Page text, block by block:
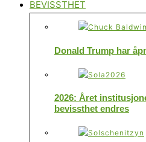
BEVISSTHET
Donald Trump har
2026: Året
bevissthet endres